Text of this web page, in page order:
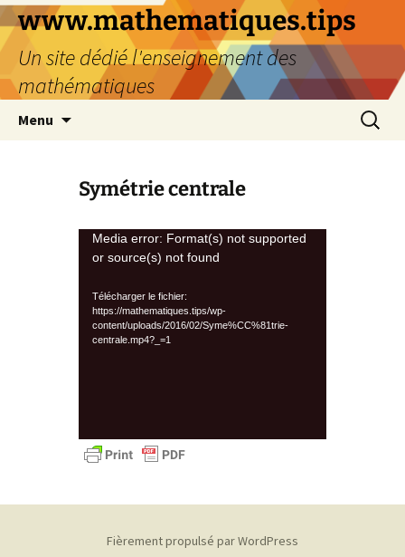
www.mathematiques.tips
Un site dédié l'enseignement des
mathématiques
Menu
Symétrie centrale
Lecteur
vidéo
Media error: Format(s) not supported
or source(s) not found
Télécharger le fichier:
https://mathematiques.tips/wp-
content/uploads/2016/02/Syme%CC%81trie-
centrale.mp4?_=1
Fièrement propulsé par WordPress